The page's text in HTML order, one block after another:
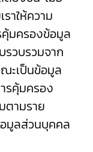
ราให้ความ
มครองข้อมูล
วบรวมจาก
ะเป็นข้อมูล
รคุ้มครอง
ตามราย
อมูลส่วนบุคคล